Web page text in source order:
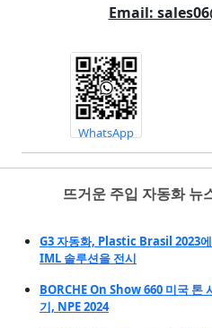
Email:
WhatsApp
뜨거운 주입 자동화 뉴
G3 자동화, Plastic Brasil 2023
IML 솔루션을 전시
BORCHE On Show 660 미국 톤
기, NPE 2024